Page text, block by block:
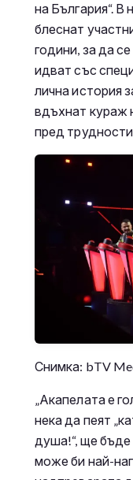
на България“. В
блеснат
години, за да
идват със
лична история
вдъхнат кураж
пред
Снимка: bTV
„Акапелата е
нека да пеят
душа!“, ще
може би най-